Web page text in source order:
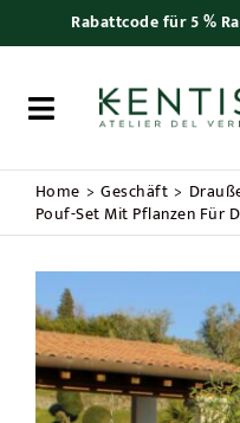
Rabattcode für 5 %
Toggle
Navigation
Products
search
Frauentag
Pflanzen
Home Geschäft
Pouf-Set Mit Pflanzen Für